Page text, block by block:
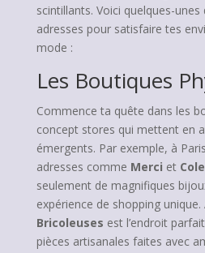
scintillants. Voici quelques-unes
adresses pour satisfaire tes
mode :
Les Boutiques
Commence ta quête dans les
concept stores qui mettent en
émergents. Par exemple, à
adresses comme Merci et
seulement de magnifiques
expérience de shopping unique.
Bricoleuses est l’endroit
pièces artisanales faites avec